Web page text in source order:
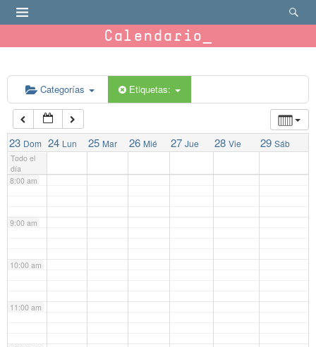
Calendario
Categorías Etiquetas:
23 Dom 24 Lun 25 Mar 26 Mié 27 Jue 28 Vie 29 Sáb
Todo el
día
4:00 am
6:00 am
7:00 am
8:00 am
9:00 am
10:00 am
11:00 am